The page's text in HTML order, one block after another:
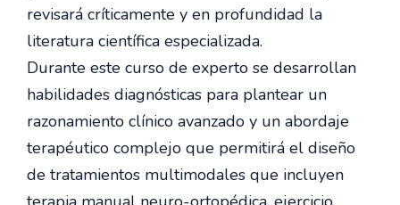
revisará críticamente y en profundidad la
literatura científica especializada.
Durante este curso de experto se desarrollan
habilidades diagnósticas para plantear un
razonamiento clínico avanzado y un abordaje
terapéutico complejo que permitirá el diseño
de tratamientos multimodales que incluyen